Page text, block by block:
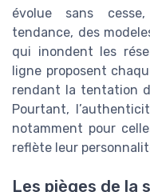
évolue sans
tendance, des
qui inondent les
ligne proposent
rendant la tentation
Pourtant,
notamment pour
reflète leur
Les pièges de la